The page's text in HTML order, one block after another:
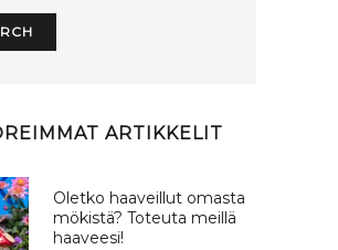
ARTIKKELIT
Oletko haaveillut omasta
mökistä? Toteuta meillä
haaveesi!